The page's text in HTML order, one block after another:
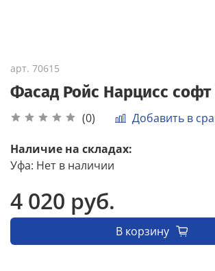
арт. 70615
Фасад Ройс Нарцисс софт
(0) Добавить в
Наличие на складах:
Уфа: Нет в наличии
4 020 руб.
В корзину